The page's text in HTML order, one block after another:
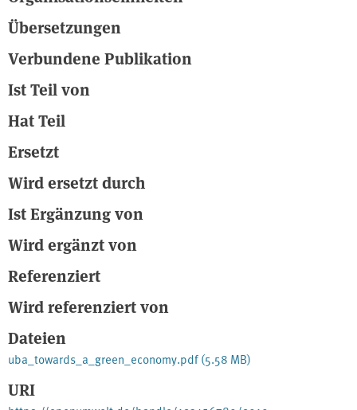
general information regarding ecological structural change,
especially the automotive industry and basic chemicals are taken
into focus.
Übersetzungen
Verbundene Publikation
Ist Teil von
Hat Teil
Ersetzt
Wird ersetzt durch
Ist Ergänzung von
Wird ergänzt von
Referenziert
Wird referenziert von
Dateien
uba_towards_a_green_economy.pdf(5.58 MB)
URI